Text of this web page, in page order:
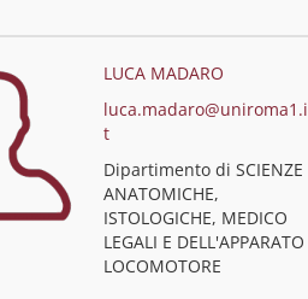
LUCA MADARO
luca.madaro@uniroma1.i
t
Dipartimento di SCIENZE
ANATOMICHE,
ISTOLOGICHE, MEDICO
LEGALI E DELL'APPARATO
LOCOMOTORE